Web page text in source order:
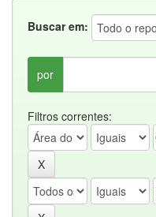
Buscar em:
por
Filtros correntes: